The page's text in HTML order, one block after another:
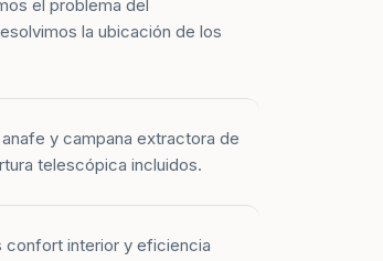
el problema del
la ubicación de los
y campana extractora de
telescópica incluidos.
confort interior y eficiencia